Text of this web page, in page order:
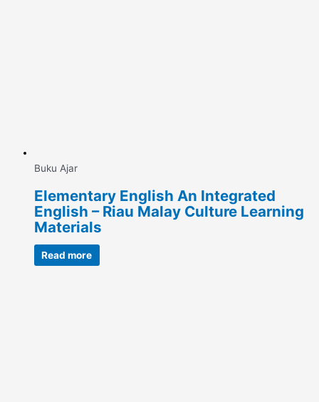
Buku Ajar
Elementary English An Integrated
English – Riau Malay Culture Learning
Materials
Read more